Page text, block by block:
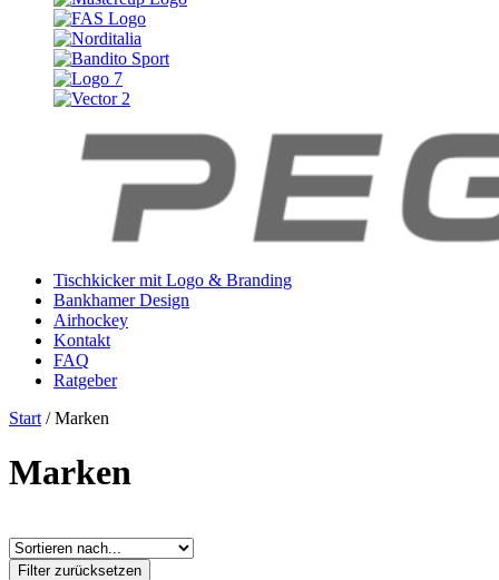
Tischkicker mit Logo & Branding
Bankhamer Design
Airhockey
Kontakt
FAQ
Ratgeber
Start / Marken
Marken
Filter zurücksetzen